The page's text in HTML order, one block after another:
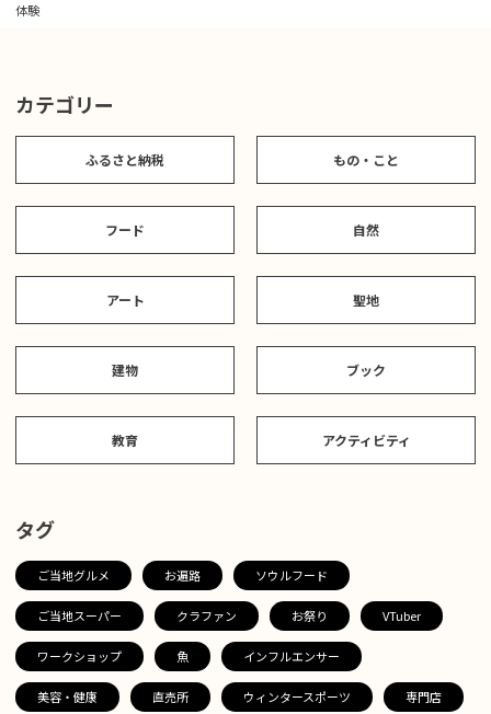
体験
カテゴリー
ふるさと納税 もの・こと
フード 自然
アート 聖地
建物 ブック
教育 アクティビティ
タグ
ご当地グルメ お遍路 ソウルフード
ご当地スーパー クラファン お祭り VTuber
ワークショップ 魚 インフルエンサー
美容・健康 直売所 ウィンタースポーツ 専門店